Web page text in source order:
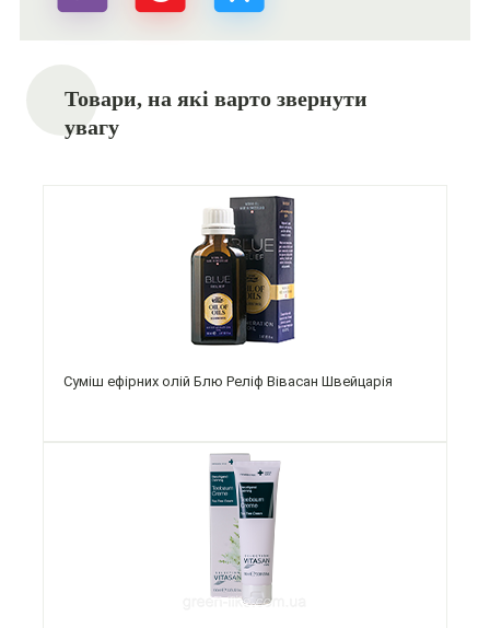
Товари, на які варто звернути
увагу
Суміш ефірних олій Блю Реліф Вівасан Швейцарія